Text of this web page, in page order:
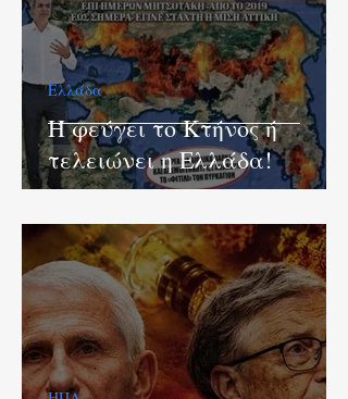
Ή φεύγει το Κτήνος ή
τελειώνει η Ελλάδα!
Ελλάδα